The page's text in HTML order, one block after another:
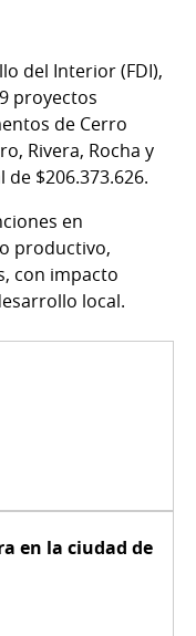
del Interior (FDI),
proyectos
de Cerro
Rivera, Rocha y
$206.373.626.
en
productivo,
con impacto
local.
en la ciudad de